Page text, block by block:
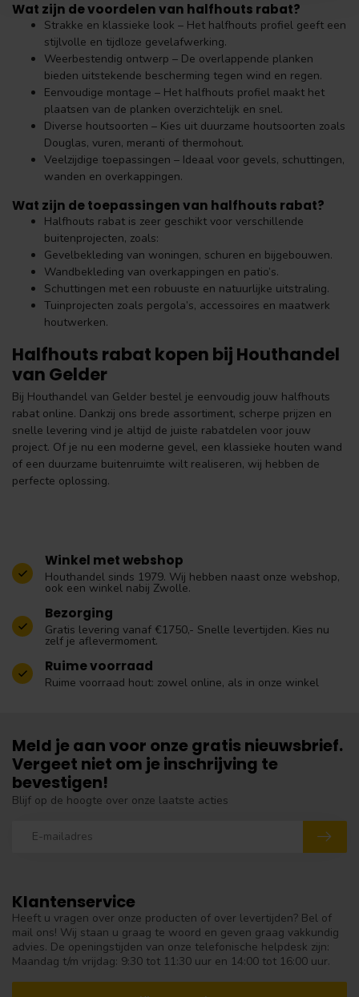
Wat zijn de voordelen van halfhouts rabat?
Strakke en klassieke look – Het halfhouts profiel geeft een
stijlvolle en tijdloze gevelafwerking.
Weerbestendig ontwerp – De overlappende planken
bieden uitstekende bescherming tegen wind en regen.
Eenvoudige montage – Het halfhouts profiel maakt het
plaatsen van de planken overzichtelijk en snel.
Diverse houtsoorten – Kies uit duurzame houtsoorten zoals
Douglas, vuren, meranti of thermohout.
Veelzijdige toepassingen – Ideaal voor gevels, schuttingen,
wanden en overkappingen.
Wat zijn de toepassingen van halfhouts rabat?
Halfhouts rabat is zeer geschikt voor verschillende
buitenprojecten, zoals:
Gevelbekleding van woningen, schuren en bijgebouwen.
Wandbekleding van overkappingen en patio’s.
Schuttingen met een robuuste en natuurlijke uitstraling.
Tuinprojecten zoals pergola’s, accessoires en maatwerk
houtwerken.
Halfhouts rabat kopen bij Houthandel
van Gelder
Bij Houthandel van Gelder bestel je eenvoudig jouw halfhouts
rabat online. Dankzij ons brede assortiment, scherpe prijzen en
snelle levering vind je altijd de juiste rabatdelen voor jouw
project. Of je nu een moderne gevel, een klassieke houten wand
of een duurzame buitenruimte wilt realiseren, wij hebben de
perfecte oplossing.
Winkel met webshop
Houthandel sinds 1979. Wij hebben naast onze webshop,
ook een winkel nabij Zwolle.
Bezorging
Gratis levering vanaf €1750,- Snelle levertijden. Kies nu
zelf je aflevermoment.
Ruime voorraad
Ruime voorraad hout: zowel online, als in onze winkel
Klantenservice
Heeft u vragen over onze producten of over levertijden? Bel of
mail ons! Wij staan u graag te woord en geven graag vakkundig
advies. De openingstijden van onze telefonische helpdesk zijn:
Maandag t/m vrijdag: 9:30 tot 11:30 uur en 14:00 tot 16:00 uur.
Meld je aan voor onze gratis nieuwsbrief.
Vergeet niet om je inschrijving te
bevestigen!
Blijf op de hoogte over onze laatste acties